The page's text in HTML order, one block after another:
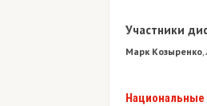
Участники
Марк Козыренко,